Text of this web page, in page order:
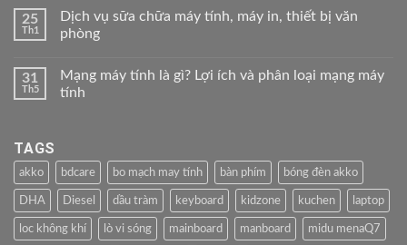
25
Th1
Dịch vụ sữa chữa máy tính, máy in, thiết bị văn
phòng
31
Th5
Mạng máy tính là gì? Lợi ích và phân loại mạng máy
tính
TAGS
akko bdcare bo mạch may tính bàn phím bóng đèn akko
DHA Diesel dầu tràm keyboard kidzone kuchen laptop
loc không khí lò vi sóng mainboard manboard midu menaQ7